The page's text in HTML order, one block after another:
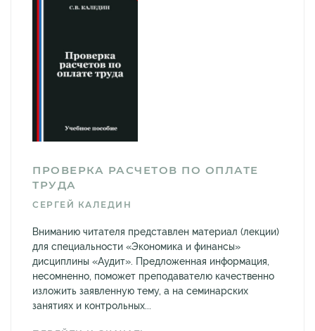
ПРОВЕРКА РАСЧЕТОВ ПО ОПЛАТЕ
ТРУДА
СЕРГЕЙ КАЛЕДИН
Вниманию читателя представлен материал (лекции)
для специальности «Экономика и финансы»
дисциплины «Аудит». Предложенная информация,
несомненно, поможет преподавателю качественно
изложить заявленную тему, а на семинарских
занятиях и контрольных...